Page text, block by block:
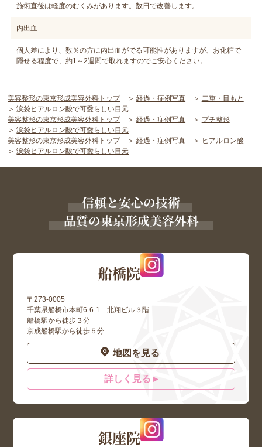
施術直後は軽度のむくみがあります。数日で改善します。
内出血
個人差により、数％の方に内出血がでる可能性がありますが、お化粧で
隠せる程度で、約1～2週間で取れますのでご安心ください。
美容整形の東京形成美容外科トップ 経過・症例写真
二重・目もと
涙袋ヒアルロン酸で可愛らしい目元
美容整形の東京形成美容外科トップ
経過・症例写真
プチ整形
涙袋ヒアルロン酸で可愛らしい目元
美容整形の東京形成美容外科トップ
経過・症例写真
ヒアルロン酸
涙袋ヒアルロン酸で可愛らしい目元
信頼と安心の技術
品質の東京形成美容外科
船橋院
〒273-0005
千葉県船橋市本町6-6-1 北翔ビル３階
船橋駅から徒歩３分
京成船橋駅から徒歩５分
地図を見る
詳しく見る ▸
銀座院